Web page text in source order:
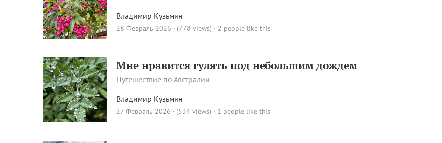
Владимир Кузьмин
28 Февраль 2026 · (778 views) · 2 people like this
Мне нравится гулять под небольшим дождем
Путешествие по Австралии
Владимир Кузьмин
27 Февраль 2026 · (534 views) · 1 people like this